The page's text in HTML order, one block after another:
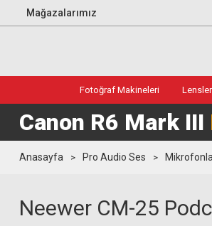
Mağazalarımız
Fotoğraf Makineleri Lensler
Canon R6 Mark III
Anasayfa Pro Audio Ses
Neewer CM-25